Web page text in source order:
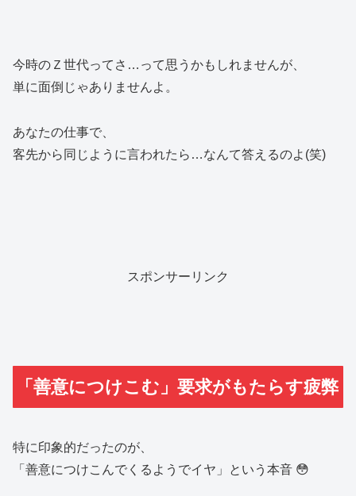
今時のＺ世代ってさ…って思うかもしれませんが、
単に面倒じゃありませんよ。
あなたの仕事で、
客先から同じように言われたら…なんて答えるのよ(笑)
スポンサーリンク
「善意につけこむ」要求がもたらす疲弊
特に印象的だったのが、
「善意につけこんでくるようでイヤ」という本音 😳